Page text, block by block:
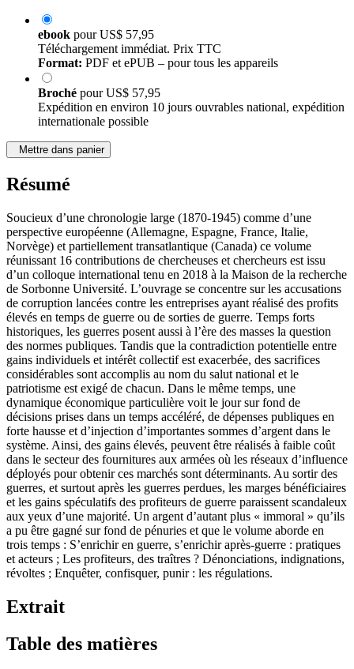
ebook pourUS$ 57,95
Téléchargement immédiat. Prix TTC
Format: PDF et ePUB – pour tous les appareils
Broché pourUS$ 57,95
Expédition en environ 10 jours ouvrables national, expédition
internationale possible
Mettre dans panier
Résumé
Soucieux d’une chronologie large (1870-1945) comme d’une
perspective européenne (Allemagne, Espagne, France, Italie,
Norvège) et partiellement transatlantique (Canada) ce volume
réunissant 16 contributions de chercheuses et chercheurs est issu
d’un colloque international tenu en 2018 à la Maison de la recherche
de Sorbonne Université. L’ouvrage se concentre sur les accusations
de corruption lancées contre les entreprises ayant réalisé des profits
élevés en temps de guerre ou de sorties de guerre. Temps forts
historiques, les guerres posent aussi à l’ère des masses la question
des normes publiques. Tandis que la contradiction potentielle entre
gains individuels et intérêt collectif est exacerbée, des sacrifices
considérables sont accomplis au nom du salut national et le
patriotisme est exigé de chacun. Dans le même temps, une
dynamique économique particulière voit le jour sur fond de
décisions prises dans un temps accéléré, de dépenses publiques en
forte hausse et d’injection d’importantes sommes d’argent dans le
système. Ainsi, des gains élevés, peuvent être réalisés à faible coût
dans le secteur des fournitures aux armées où les réseaux d’influence
déployés pour obtenir ces marchés sont déterminants. Au sortir des
guerres, et surtout après les guerres perdues, les marges bénéficiaires
et les gains spéculatifs des profiteurs de guerre paraissent scandaleux
aux yeux d’une majorité. Un argent d’autant plus « immoral » qu’ils
a pu être gagné sur fond de pénuries et que le volume aborde en
trois temps : S’enrichir en guerre, s’enrichir après-guerre : pratiques
et acteurs ; Les profiteurs, des traîtres ? Dénonciations, indignations,
révoltes ; Enquêter, confisquer, punir : les régulations.
Extrait
Table des matières